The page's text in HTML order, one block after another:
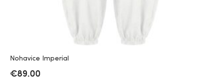
Nohavice Imperial
€89.00